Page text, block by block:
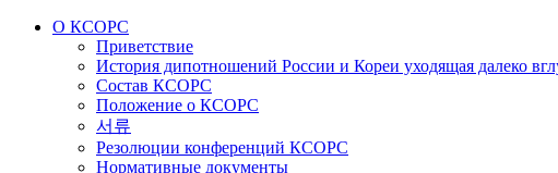
О КСОРС
Приветствие
История дипотношений России и Кореи уходящая далеко
Состав КСОРС
Положение о КСОРС
서류
Резолюции конференций КСОРС
Нормативные документы